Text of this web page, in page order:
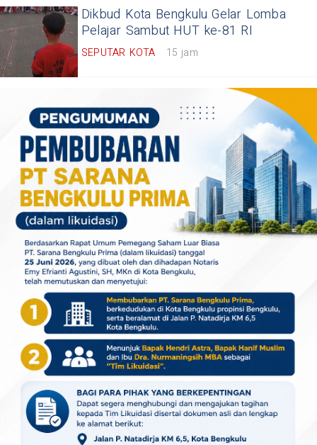
Dikbud Kota Bengkulu Gelar Lomba
Pelajar Sambut HUT ke-81 RI
SEPUTAR KOTA 15 jam